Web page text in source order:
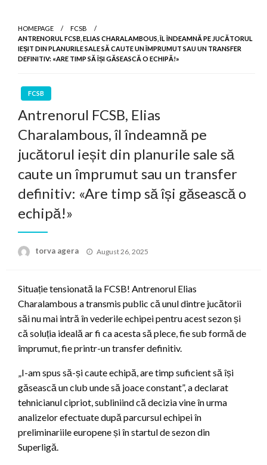
HOMEPAGE
FCSB
ANTRENORUL FCSB, ELIAS CHARALAMBOUS, ÎL ÎNDEAMNĂ PE JUCĂTORUL
IEȘIT DIN PLANURILE SALE SĂ CAUTE UN ÎMPRUMUT SAU UN TRANSFER
DEFINITIV: «ARE TIMP SĂ ÎȘI GĂSEASCĂ O ECHIPĂ!»
FCSB
Antrenorul FCSB, Elias
Charalambous, îl îndeamnă pe
jucătorul ieșit din planurile sale să
caute un împrumut sau un transfer
definitiv: «Are timp să își găsească o
echipă!»
torva agera
Posted
August 26, 2025
Situație tensionată la FCSB! Antrenorul Elias
Charalambous a transmis public că unul dintre jucătorii
săi nu mai intră în vederile echipei pentru acest sezon și
că soluția ideală ar fi ca acesta să plece, fie sub formă de
împrumut, fie printr-un transfer definitiv.
„I-am spus să-și caute echipă, are timp suficient să își
găsească un club unde să joace constant”, a declarat
tehnicianul cipriot, subliniind că decizia vine în urma
analizelor efectuate după parcursul echipei în
preliminariile europene și în startul de sezon din
Superligă.